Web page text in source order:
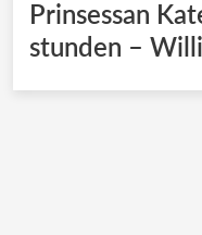
Prinsessan
stunden –